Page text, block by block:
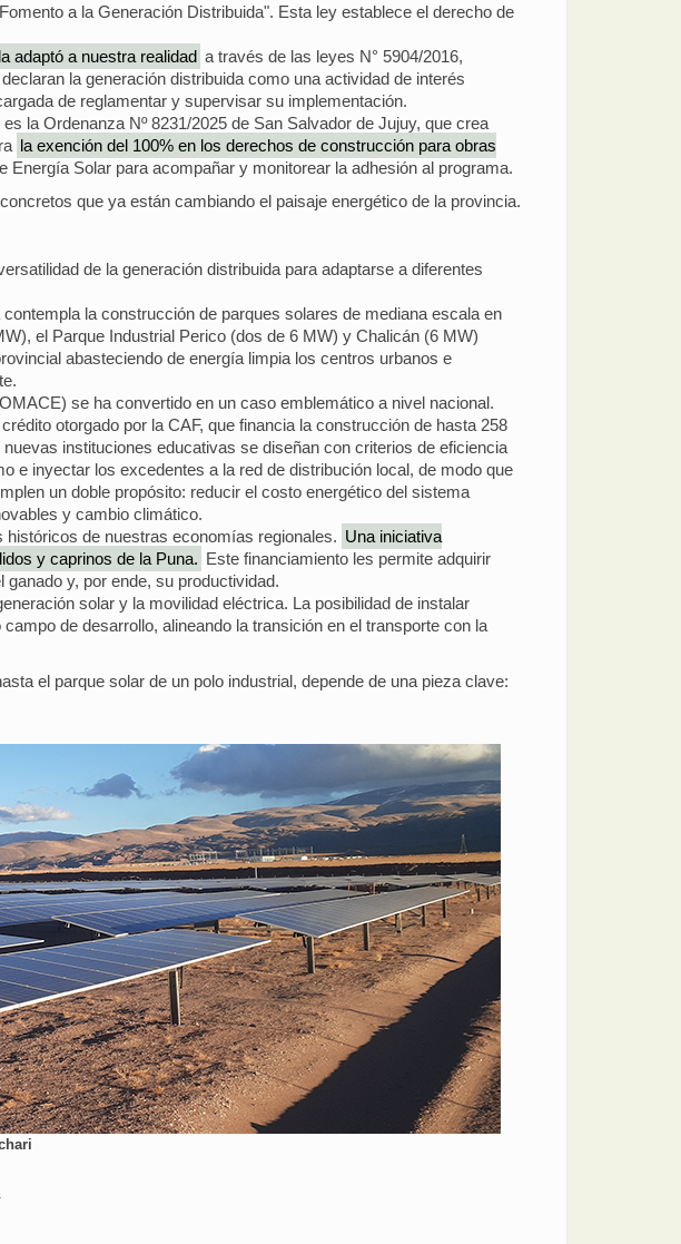
a la Generación Distribuida". Esta ley establece el derecho de
adaptó a nuestra realidad a través de las leyes N° 5904/2016,
la generación distribuida como una actividad de interés
de reglamentar y supervisar su implementación.
la Ordenanza Nº 8231/2025 de San Salvador de Jujuy, que crea
la exención del 100% en los derechos de construcción para obras
Solar para acompañar y monitorear la adhesión al programa.
que ya están cambiando el paisaje energético de la provincia.
de la generación distribuida para adaptarse a diferentes
la construcción de parques solares de mediana escala en
el Parque Industrial Perico (dos de 6 MW) y Chalicán (6 MW)
abasteciendo de energía limpia los centros urbanos e
se ha convertido en un caso emblemático a nivel nacional.
otorgado por la CAF, que financia la construcción de hasta 258
instituciones educativas se diseñan con criterios de eficiencia
e inyectar los excedentes a la red de distribución local, de modo que
un doble propósito: reducir el costo energético del sistema
y cambio climático.
de nuestras economías regionales. Una iniciativa
y caprinos de la Puna. Este financiamiento les permite adquirir
y, por ende, su productividad.
solar y la movilidad eléctrica. La posibilidad de instalar
de desarrollo, alineando la transición en el transporte con la
el parque solar de un polo industrial, depende de una pieza clave: